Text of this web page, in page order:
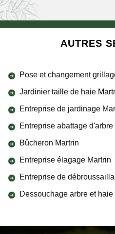
AUTRES
Pose et changement
Jardinier taille de haie
Entreprise de jardinage
Entreprise abattage d'arbre
Bûcheron Martrin
Entreprise élagage Martrin
Entreprise de
Dessouchage arbre et haie